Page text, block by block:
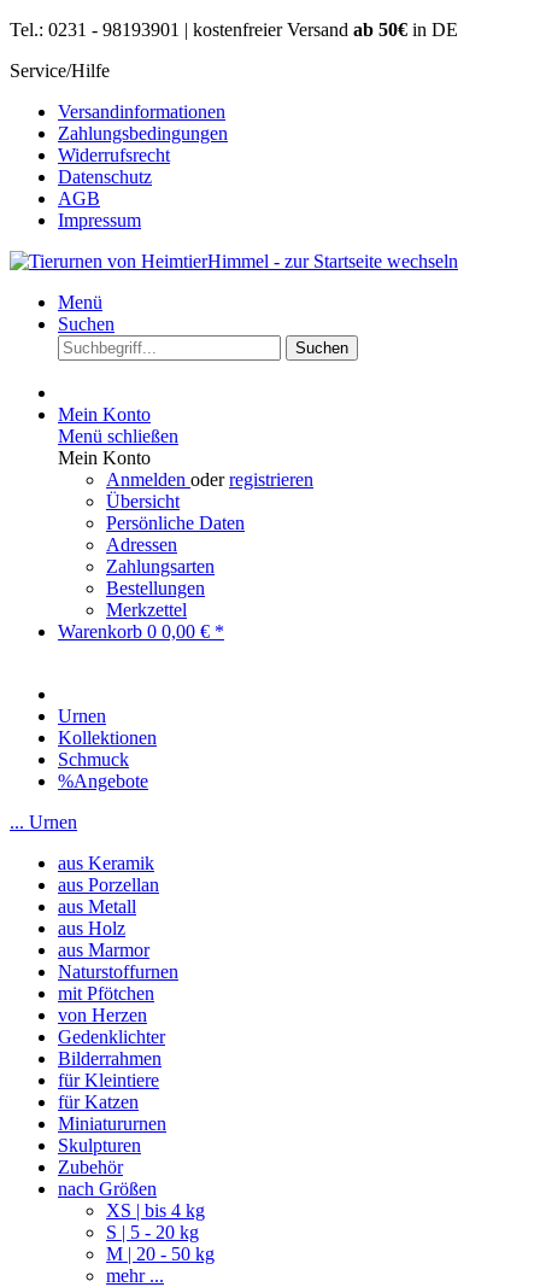
Tel.: 0231 - 98193901 | kostenfreier Versand ab 50€ in DE
Service/Hilfe
Versandinformationen
Zahlungsbedingungen
Widerrufsrecht
Datenschutz
AGB
Impressum
Menü
Suchen
Suchen
Mein Konto
Menü schließen
Mein Konto
Anmelden oderregistrieren
Übersicht
Persönliche Daten
Adressen
Zahlungsarten
Bestellungen
Merkzettel
Warenkorb 0 0,00 € *
Urnen
Kollektionen
Schmuck
%Angebote
... Urnen
aus Keramik
aus Porzellan
aus Metall
aus Holz
aus Marmor
Naturstoffurnen
mit Pfötchen
von Herzen
Gedenklichter
Bilderrahmen
für Kleintiere
für Katzen
Miniatururnen
Skulpturen
Zubehör
nach Größen
XS | bis 4 kg
S | 5 - 20 kg
M | 20 - 50 kg
mehr ...